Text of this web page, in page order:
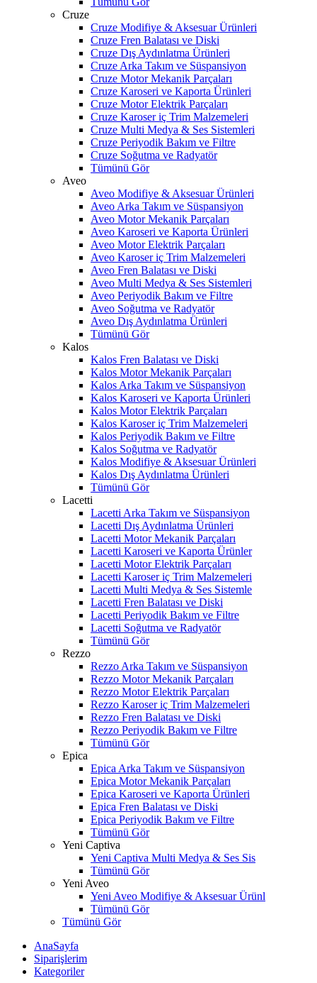
Cruze
Cruze Modifiye & Aksesuar Ürünleri
Cruze Fren Balatası ve Diski
Cruze Dış Aydınlatma Ürünleri
Cruze Arka Takım ve Süspansiyon
Cruze Motor Mekanik Parçaları
Cruze Karoseri ve Kaporta Ürünleri
Cruze Motor Elektrik Parçaları
Cruze Karoser iç Trim Malzemeleri
Cruze Multi Medya & Ses Sistemleri
Cruze Periyodik Bakım ve Filtre
Cruze Soğutma ve Radyatör
Tümünü Gör
Aveo
Aveo Modifiye & Aksesuar Ürünleri
Aveo Arka Takım ve Süspansiyon
Aveo Motor Mekanik Parçaları
Aveo Karoseri ve Kaporta Ürünleri
Aveo Motor Elektrik Parçaları
Aveo Karoser iç Trim Malzemeleri
Aveo Fren Balatası ve Diski
Aveo Multi Medya & Ses Sistemleri
Aveo Periyodik Bakım ve Filtre
Aveo Soğutma ve Radyatör
Aveo Dış Aydınlatma Ürünleri
Tümünü Gör
Kalos
Kalos Fren Balatası ve Diski
Kalos Motor Mekanik Parçaları
Kalos Arka Takım ve Süspansiyon
Kalos Karoseri ve Kaporta Ürünleri
Kalos Motor Elektrik Parçaları
Kalos Karoser iç Trim Malzemeleri
Kalos Periyodik Bakım ve Filtre
Kalos Soğutma ve Radyatör
Kalos Modifiye & Aksesuar Ürünleri
Kalos Dış Aydınlatma Ürünleri
Tümünü Gör
Lacetti
Lacetti Arka Takım ve Süspansiyon
Lacetti Dış Aydınlatma Ürünleri
Lacetti Motor Mekanik Parçaları
Lacetti Karoseri ve Kaporta Ürünler
Lacetti Motor Elektrik Parçaları
Lacetti Karoser iç Trim Malzemeleri
Lacetti Multi Medya & Ses Sistemle
Lacetti Fren Balatası ve Diski
Lacetti Periyodik Bakım ve Filtre
Lacetti Soğutma ve Radyatör
Tümünü Gör
Rezzo
Rezzo Arka Takım ve Süspansiyon
Rezzo Motor Mekanik Parçaları
Rezzo Motor Elektrik Parçaları
Rezzo Karoser iç Trim Malzemeleri
Rezzo Fren Balatası ve Diski
Rezzo Periyodik Bakım ve Filtre
Tümünü Gör
Epica
Epica Arka Takım ve Süspansiyon
Epica Motor Mekanik Parçaları
Epica Karoseri ve Kaporta Ürünleri
Epica Fren Balatası ve Diski
Epica Periyodik Bakım ve Filtre
Tümünü Gör
Yeni Captiva
Yeni Captiva Multi Medya & Ses Sis
Tümünü Gör
Yeni Aveo
Yeni Aveo Modifiye & Aksesuar Ürünl
Tümünü Gör
Tümünü Gör
AnaSayfa
Siparişlerim
Kategoriler